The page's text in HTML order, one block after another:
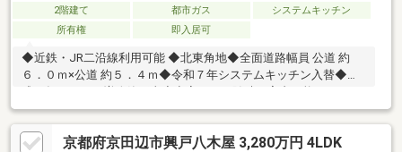
2階建て 都市ガス
システムキッチン
所有権
即入居可
◆近鉄・JR二沿線利用可能 ◆北東角地◆全面道路幅員 公道 約
６．０ｍ×公道 約５．４ｍ◆令和７年システムキッチン入替◆平
京都府京田辺市興戸八木屋 3,280万円 4LDK